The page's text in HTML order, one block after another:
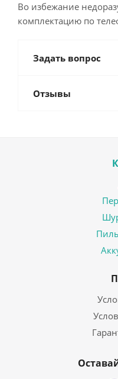
Во избежание
комплектацию по
Задать вопрос
Отзывы